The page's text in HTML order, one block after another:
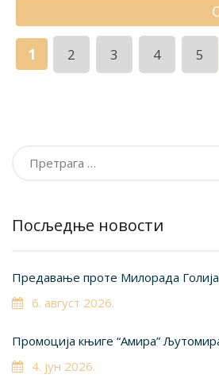
1 2 3 4 5
Посљедње новости
Предавање проте Милорада
6. август 2026.
Промоција књиге “Амира”
4. јун 2026.